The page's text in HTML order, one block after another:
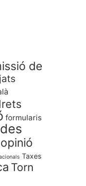
de
formularis
opinió
Taxes
Torn